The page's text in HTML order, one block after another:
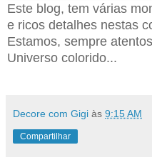
Este blog, tem várias
e ricos detalhes nestas
Estamos, sempre
Universo colorido...
Decore com Gigi às 9:15 AM
Compartilhar